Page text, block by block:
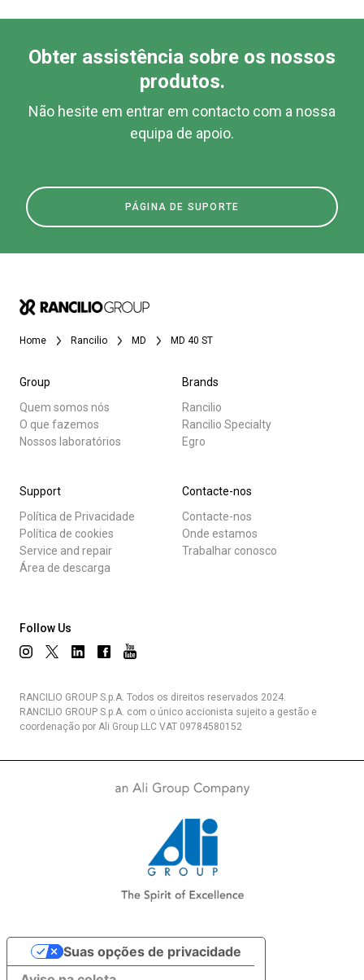
Obter assistência sobre os nossos
produtos.
Não hesite em entrar em contacto com a nossa
equipa de apoio.
PÁGINA DE SUPORTE
Home Rancilio MD MD 40 ST
Group
Quem somos nós
O que fazemos
Nossos laboratórios
Brands
Rancilio
Rancilio Specialty
Egro
Support
Política de Privacidade
Política de cookies
Service and repair
Área de descarga
Contacte-nos
Contacte-nos
Onde estamos
Trabalhar conosco
Follow Us
RANCILIO GROUP S.p.A. Todos os direitos reservados 2024.
RANCILIO GROUP S.p.A. com o único accionista sujeito a gestão e
coordenação por Ali Group LLC VAT 09784580152
Suas opções de privacidade